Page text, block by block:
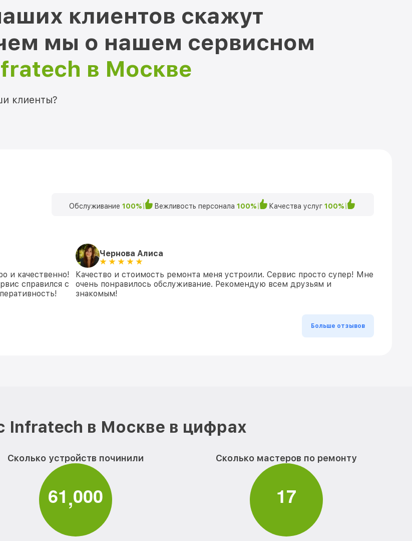
клиентов скажут
мы о нашем сервисном
в Москве
клиенты?
Обслуживание 100% Вежливость персонала 100% Качества услуг 100%
и качественно!
справился с
Чернова Алиса
Качество и стоимость ремонта меня устроили. Сервис просто супер! Мне
очень понравилось обслуживание. Рекомендую всем друзьям и
знакомым!
Больше отзывов
Infratech в Москве в цифрах
Сколько устройств починили
61,000
Сколько мастеров по ремонту
17